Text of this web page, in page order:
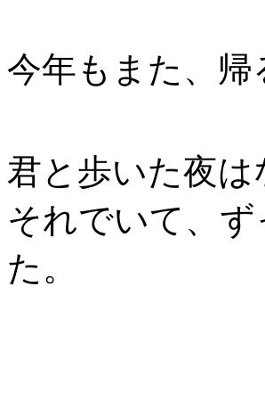
今年もまた、
君と歩いた夜
それでいて、
た。